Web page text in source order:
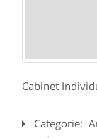
Cabinet
Categorie: